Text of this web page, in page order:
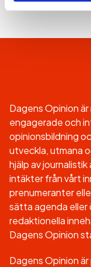
Dagens Opinion
engagerade och
opinionsbildning
utveckla, utmana
hjälp av
intäkter från vårt
prenumeranter
sätta agenda eller
redaktionella
Dagens Opinion
Dagens Opinion